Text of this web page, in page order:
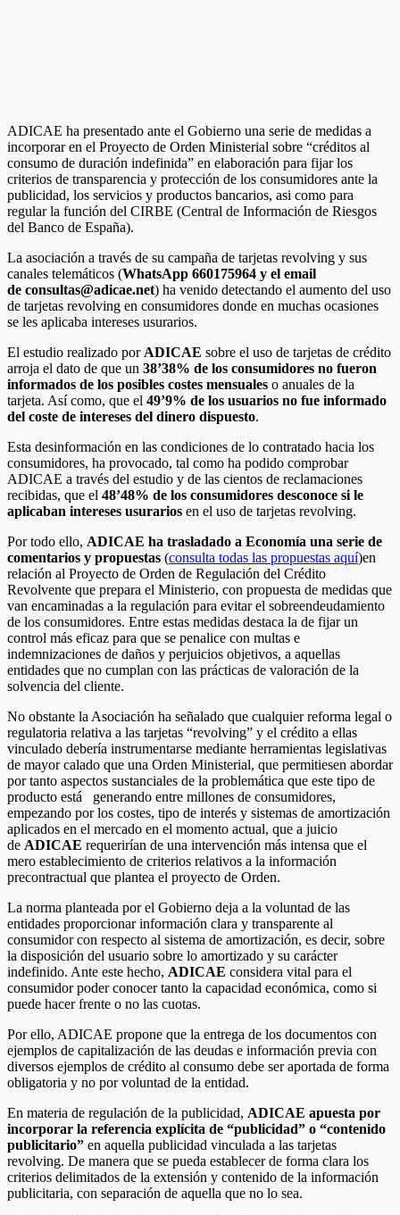
ADICAE ha presentado ante el Gobierno una serie de medidas a
incorporar en el Proyecto de Orden Ministerial sobre “créditos al
consumo de duración indefinida” en elaboración para fijar los
criterios de transparencia y protección de los consumidores ante la
publicidad, los servicios y productos bancarios, asi como para
regular la función del CIRBE (Central de Información de Riesgos
del Banco de España).
La asociación a través de su campaña de tarjetas revolving y sus
canales telemáticos (WhatsApp 660175964 y el email
de consultas@adicae.net) ha venido detectando el aumento del uso
de tarjetas revolving en consumidores donde en muchas ocasiones
se les aplicaba intereses usurarios.
El estudio realizado por ADICAE sobre el uso de tarjetas de crédito
arroja el dato de que un 38’38% de los consumidores no fueron
informados de los posibles costes mensuales o anuales de la
tarjeta. Así como, que el 49’9% de los usuarios no fue informado
del coste de intereses del dinero dispuesto.
Esta desinformación en las condiciones de lo contratado hacia los
consumidores, ha provocado, tal como ha podido comprobar
ADICAE a través del estudio y de las cientos de reclamaciones
recibidas, que el 48’48% de los consumidores desconoce si le
aplicaban intereses usurarios en el uso de tarjetas revolving.
Por todo ello, ADICAE ha trasladado a Economía una serie de
comentarios y propuestas (consulta todas las propuestas aquí)en
relación al Proyecto de Orden de Regulación del Crédito
Revolvente que prepara el Ministerio, con propuesta de medidas que
van encaminadas a la regulación para evitar el sobreendeudamiento
de los consumidores. Entre estas medidas destaca la de fijar un
control más eficaz para que se penalice con multas e
indemnizaciones de daños y perjuicios objetivos, a aquellas
entidades que no cumplan con las prácticas de valoración de la
solvencia del cliente.
No obstante la Asociación ha señalado que cualquier reforma legal o
regulatoria relativa a las tarjetas “revolving” y el crédito a ellas
vinculado debería instrumentarse mediante herramientas legislativas
de mayor calado que una Orden Ministerial, que permitiesen abordar
por tanto aspectos sustanciales de la problemática que este tipo de
producto está generando entre millones de consumidores,
empezando por los costes, tipo de interés y sistemas de amortización
aplicados en el mercado en el momento actual, que a juicio
de ADICAE requerirían de una intervención más intensa que el
mero establecimiento de criterios relativos a la información
precontractual que plantea el proyecto de Orden.
La norma planteada por el Gobierno deja a la voluntad de las
entidades proporcionar información clara y transparente al
consumidor con respecto al sistema de amortización, es decir, sobre
la disposición del usuario sobre lo amortizado y su carácter
indefinido. Ante este hecho, ADICAE considera vital para el
consumidor poder conocer tanto la capacidad económica, como si
puede hacer frente o no las cuotas.
Por ello, ADICAE propone que la entrega de los documentos con
ejemplos de capitalización de las deudas e información previa con
diversos ejemplos de crédito al consumo debe ser aportada de forma
obligatoria y no por voluntad de la entidad.
En materia de regulación de la publicidad, ADICAE apuesta por
incorporar la referencia explícita de “publicidad” o “contenido
publicitario” en aquella publicidad vinculada a las tarjetas
revolving. De manera que se pueda establecer de forma clara los
criterios delimitados de la extensión y contenido de la información
publicitaria, con separación de aquella que no lo sea.